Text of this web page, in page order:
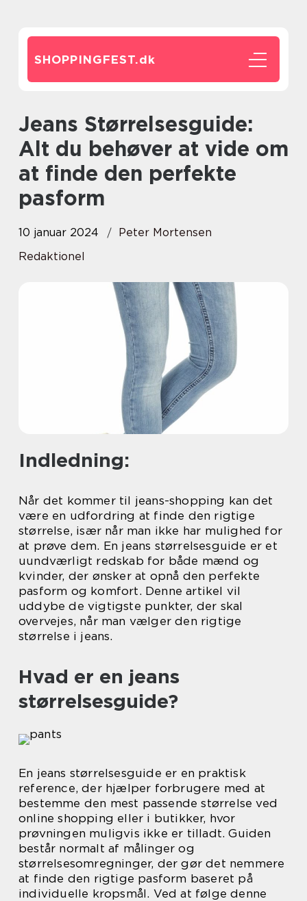
SHOPPINGFEST.dk
Jeans Størrelsesguide:
Alt du behøver at vide om
at finde den perfekte
pasform
10 januar 2024
Peter Mortensen
Redaktionel
Indledning:
Når det kommer til jeans-shopping kan det
være en udfordring at finde den rigtige
størrelse, især når man ikke har mulighed for
at prøve dem. En jeans størrelsesguide er et
uundværligt redskab for både mænd og
kvinder, der ønsker at opnå den perfekte
pasform og komfort. Denne artikel vil
uddybe de vigtigste punkter, der skal
overvejes, når man vælger den rigtige
størrelse i jeans.
Hvad er en jeans
størrelsesguide?
En jeans størrelsesguide er en praktisk
reference, der hjælper forbrugere med at
bestemme den mest passende størrelse ved
online shopping eller i butikker, hvor
prøvningen muligvis ikke er tilladt. Guiden
består normalt af målinger og
størrelsesomregninger, der gør det nemmere
at finde den rigtige pasform baseret på
individuelle kropsmål. Ved at følge denne